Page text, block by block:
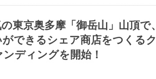
東京奥多摩「御岳山」山頂で、
できるシェア商店をつくるク
ディングを開始！